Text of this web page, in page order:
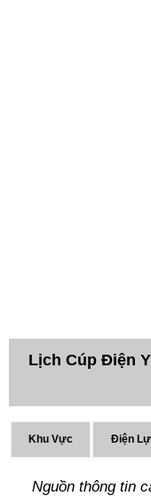
Lịch Cúp Điện
Khu Vực Điện
Nguồn thông tin